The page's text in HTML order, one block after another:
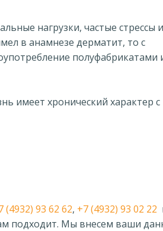
нагрузки, частые стрессы
в анамнезе дерматит, то с
полуфабрикатами
имеет хронический характер с
(4932) 93 62 62, +7 (4932) 93 02 22
подходит. Мы внесем ваши